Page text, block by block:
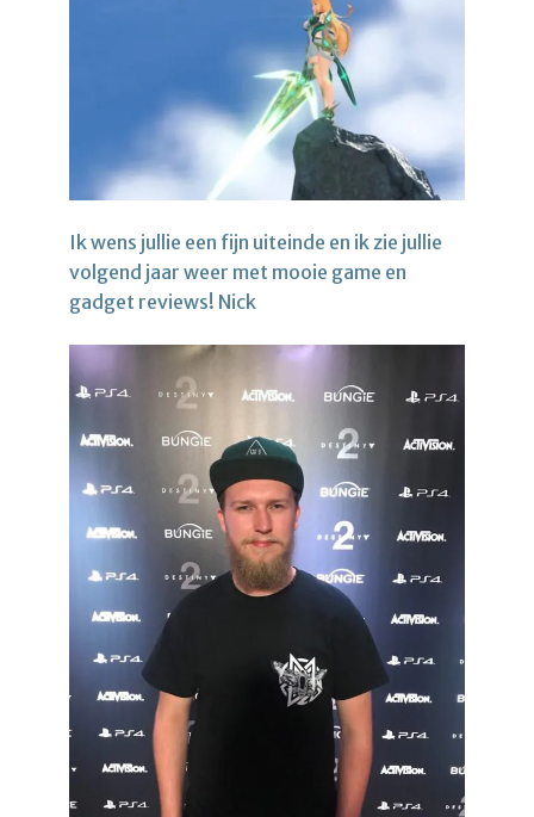
Ik wens jullie een fijn uiteinde en ik zie jullie
volgend jaar weer met mooie game en
gadget reviews! Nick